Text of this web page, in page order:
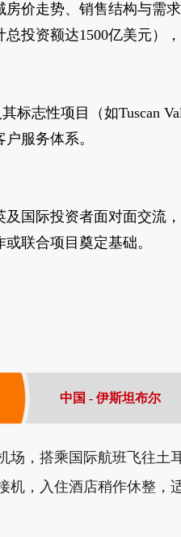
价走势、销售结构与需求
投资额达1500亿美元），
标志性项目（如Tuscan
服务体系。
国际投资者面对面交流，
联合项目奠定基础。
中国 - 伊斯坦布尔
场，搭乘国际航班飞往土
机，入住酒店稍作休整，